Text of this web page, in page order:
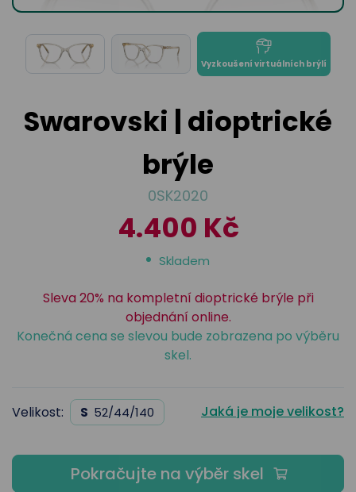
Přihlásit
brýle
Vyzkoušení virtuálních brýlí
Swarovski | dioptrické
brýle
0SK2020
4.400 Kč
Skladem
Sleva 20% na kompletní dioptrické brýle při
objednání online.
Konečná cena se slevou bude zobrazena po výběru
skel.
Velikost: S 52/44/140 Jaká je moje velikost?
Pokračujte na výběr skel